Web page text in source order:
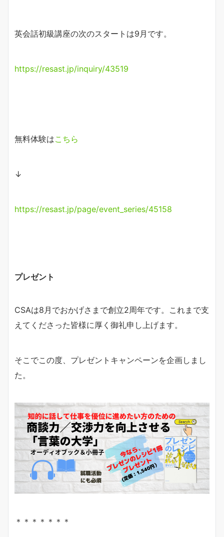
英会話初級講座の次のスタートは9月です。
https://resast.jp/inquiry/43519
無料体験はこちら
↓
https://resast.jp/page/event_series/45158
プレゼント
CSAは8月でおかげさまで創立2周年です。これまで支
えてくださった皆様に厚く御礼申し上げます。
そこでこの度、プレゼントキャンペーンを企画しまし
た。
＊＊＊＊＊＊＊